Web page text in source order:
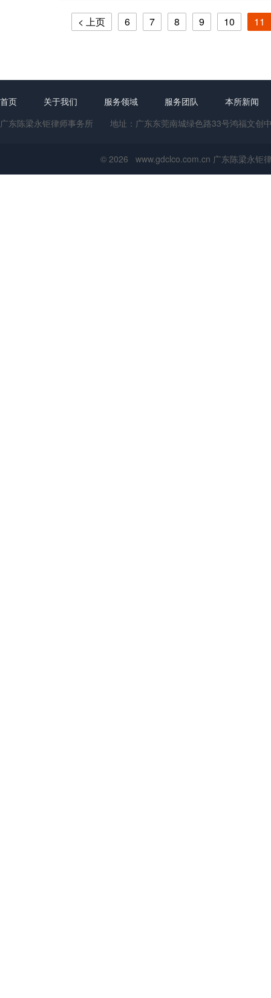
< 上页 6 7 8 9 10 11
首页 关于我们 服务领域 服务团队
本所新闻
广东陈梁永钜律师事务所 地址：广东东莞南城绿色路33号鸿福
© 2026 www.gdclco.com.cn 广东陈梁永